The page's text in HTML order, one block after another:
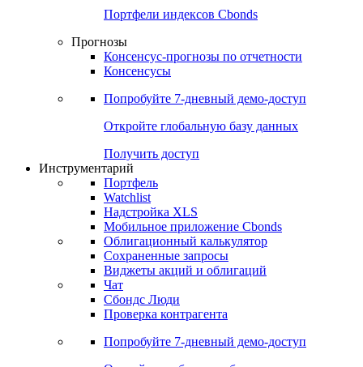
Портфели индексов Cbonds
Прогнозы
Консенсус-прогнозы по отчетности
Консенсусы
Попробуйте 7-дневный демо-доступ
Откройте глобальную базу данных
Получить доступ
Инструментарий
Портфель
Watchlist
Надстройка XLS
Мобильное приложение Cbonds
Облигационный калькулятор
Сохраненные запросы
Виджеты акций и облигаций
Чат
Сбондс Люди
Проверка контрагента
Попробуйте 7-дневный демо-доступ